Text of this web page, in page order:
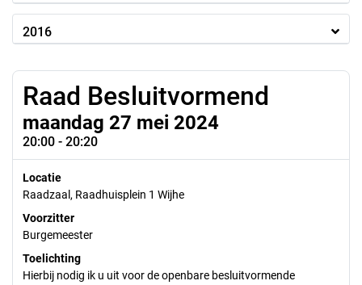
2016
Raad Besluitvormend
maandag 27 mei 2024
20:00 - 20:20
Locatie
Raadzaal, Raadhuisplein 1 Wijhe
Voorzitter
Burgemeester
Toelichting
Hierbij nodig ik u uit voor de openbare besluitvormende